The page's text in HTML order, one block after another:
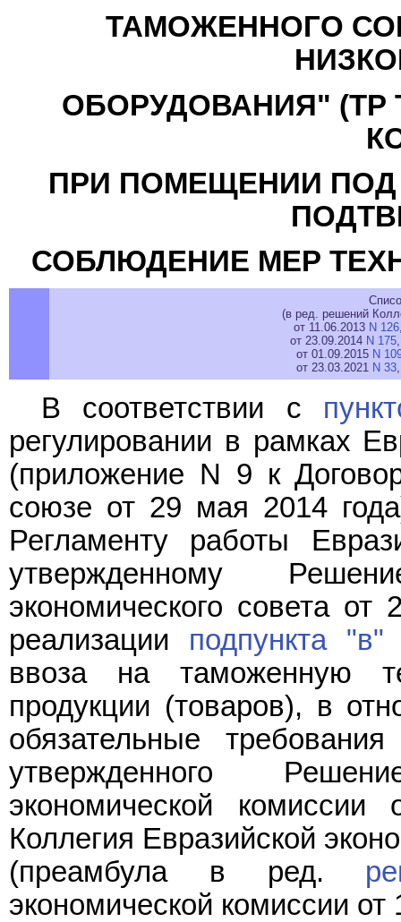
ТАМОЖЕННОГО
ОБОРУДОВАНИЯ" (ТР
ПРИ ПОМЕЩЕНИИ
СОБЛЮДЕНИЕ МЕР
(в ред. решений
от 11.06.2013 N 126
от 23.09.2014 N 175
от 01.09.2015 N
от 23.03.2021 N 33
В соответствии с
регулировании в рамках
(приложение N 9 к
союзе от 29 мая 2014
Регламенту работы
утвержденному
экономического совета
реализации подпункта
ввоза на таможенную
продукции (товаров), в
обязательные
утвержденного
экономической
Коллегия Евразийской
(преамбула в ред.
экономической комиссии